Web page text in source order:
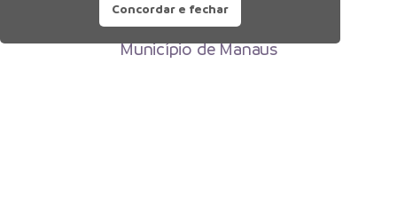
Prefeitura Municipal de Manaus
Município de Manaus
Concordar e fechar